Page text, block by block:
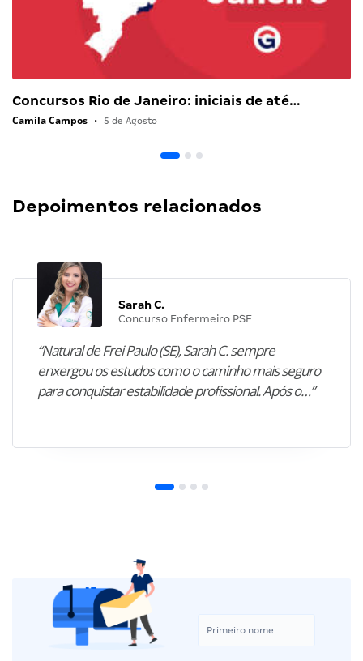
Concursos Rio de Janeiro: iniciais de até…
Camila Campos • 5 de Agosto
Depoimentos relacionados
Sarah C.
Concurso Enfermeiro PSF
“Natural de Frei Paulo (SE), Sarah C. sempre
enxergou os estudos como o caminho mais seguro
para conquistar estabilidade profissional. Após o…”